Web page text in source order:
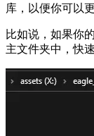
库，以便你可以
比如说，如果你
主文件夹中，快